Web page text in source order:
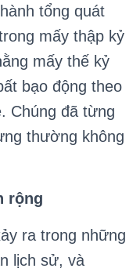
tổng quát
mấy thập kỷ
mấy thế kỷ
bạo động theo
Chúng đã từng
thường không
rộng
ra trong những
lịch sử, và